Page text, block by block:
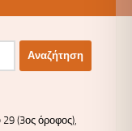
(3ος όροφος),